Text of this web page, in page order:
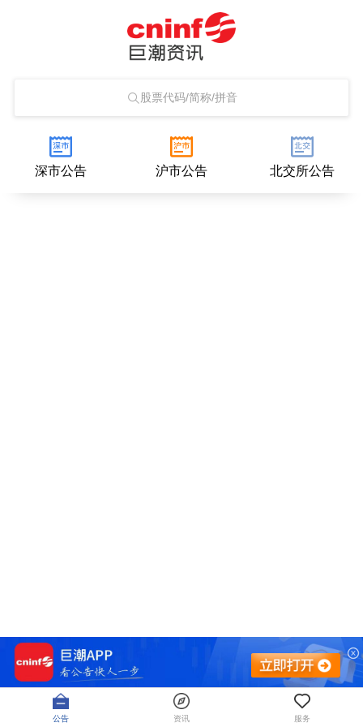
股票代码/简称/拼音
深市公告 沪市公告 北交所公告
公告 资讯 服务